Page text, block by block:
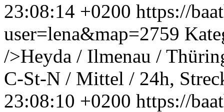
23:08:14 +0200 https://
user=lena&map=2759
/>Heyda / Ilmenau /
C-St-N / Mittel / 24h,
23:08:10 +0200 https://